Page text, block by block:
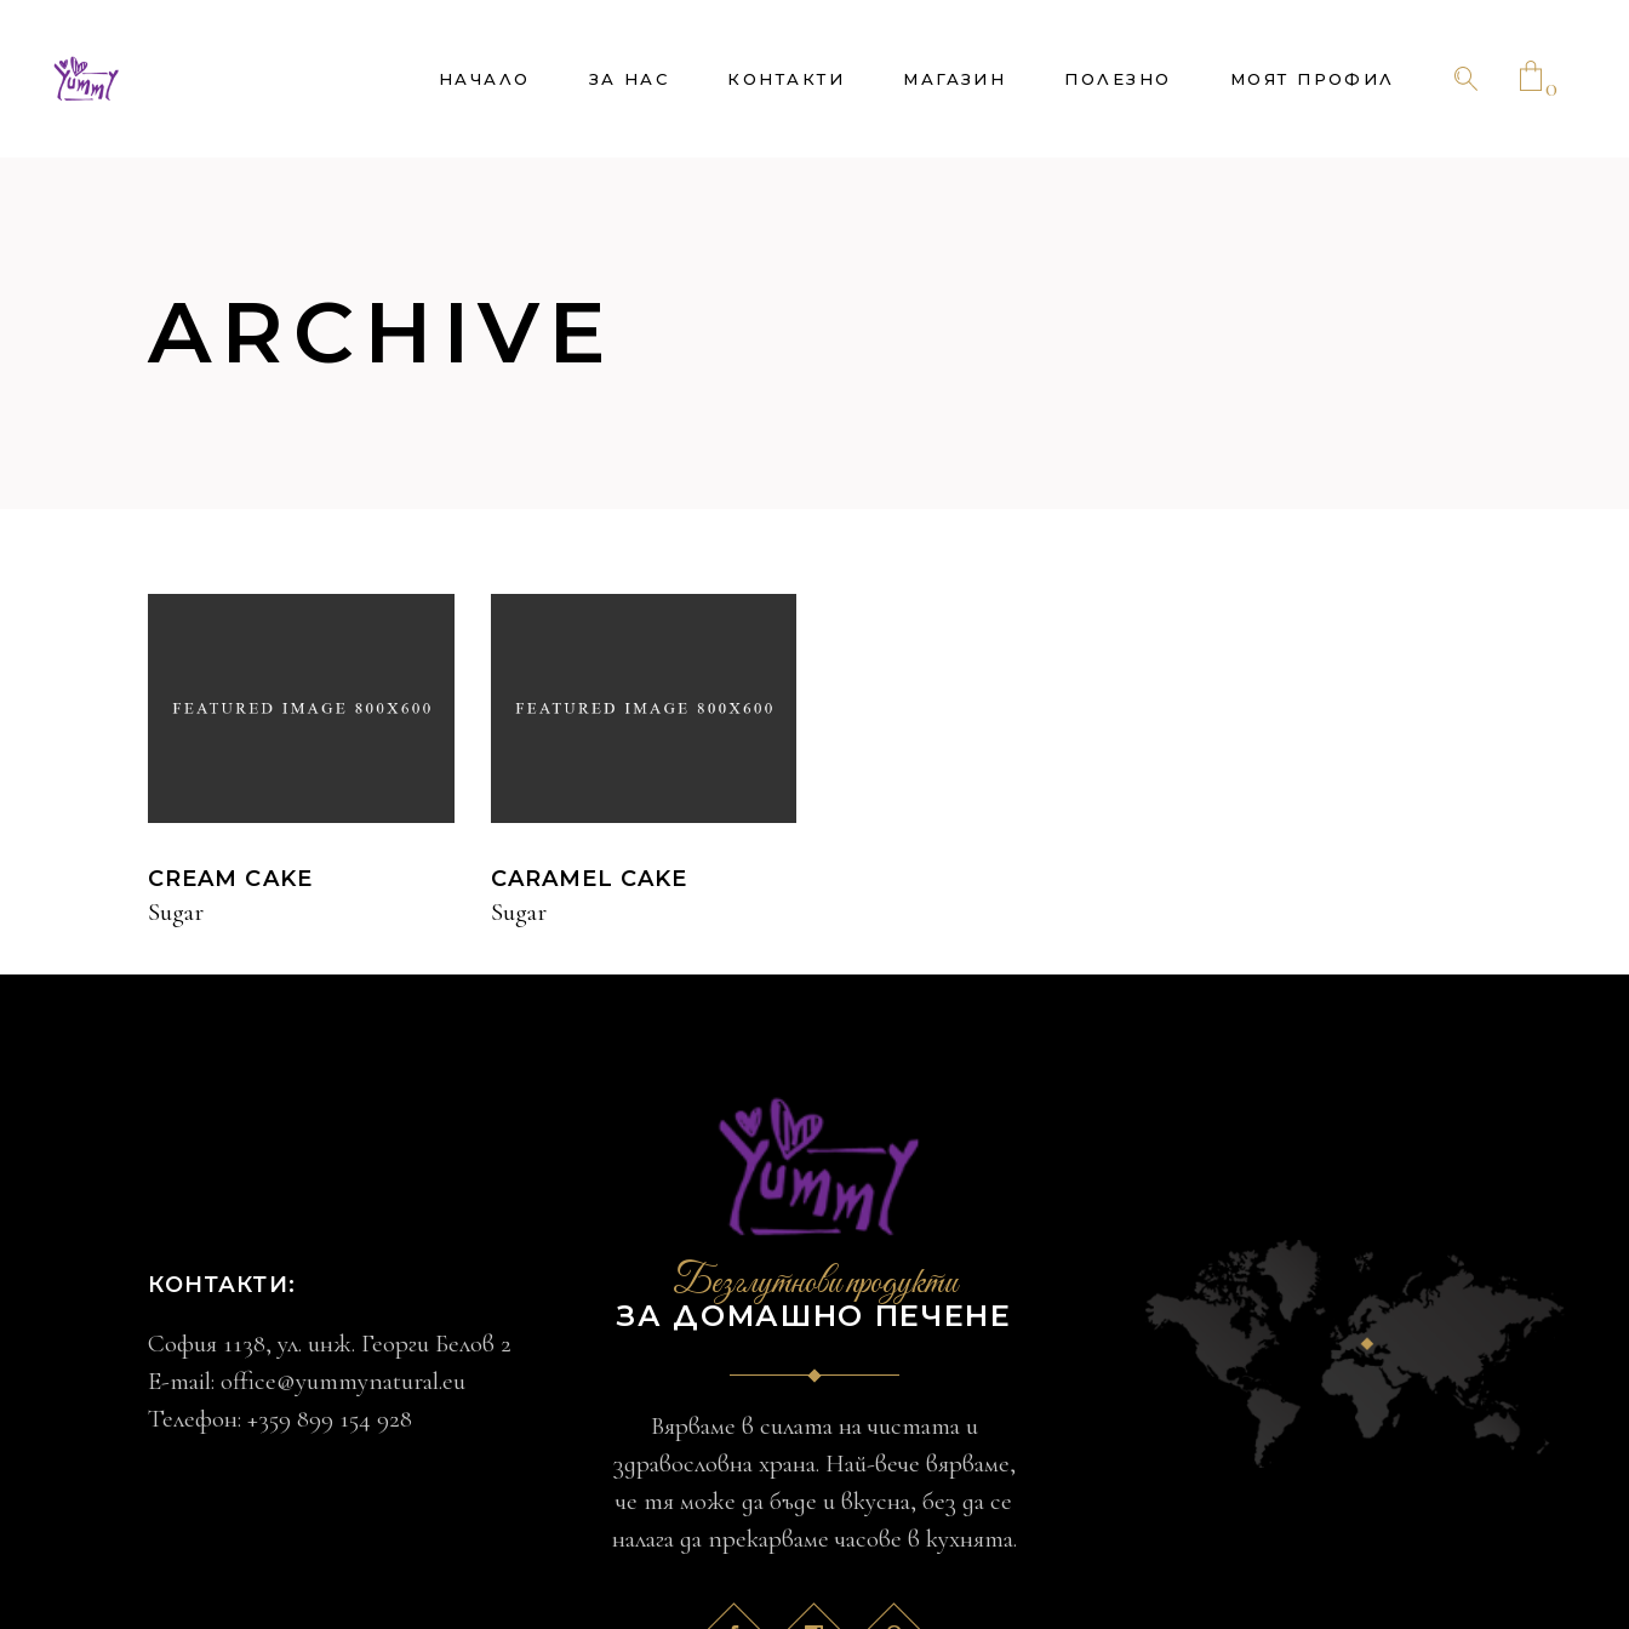
НАЧАЛО ЗА НАС КОНТАКТИ МАГАЗИН ПОЛЕЗНО МОЯТ ПРОФИЛ 0
ARCHIVE
CREAM CAKE
Sugar
CARAMEL CAKE
Sugar
КОНТАКТИ:
София 1138, ул. инж. Георги Белов 2
E-mail: office@yummynatural.eu
Телефон: +359 899 154 928
Безглутнови продукти
ЗА ДОМАШНО ПЕЧЕНЕ
Вярваме в силата на чистата и
здравословна храна. Най-вече вярваме,
че тя може да бъде и вкусна, без да се
налага да прекарваме часове в кухнята.